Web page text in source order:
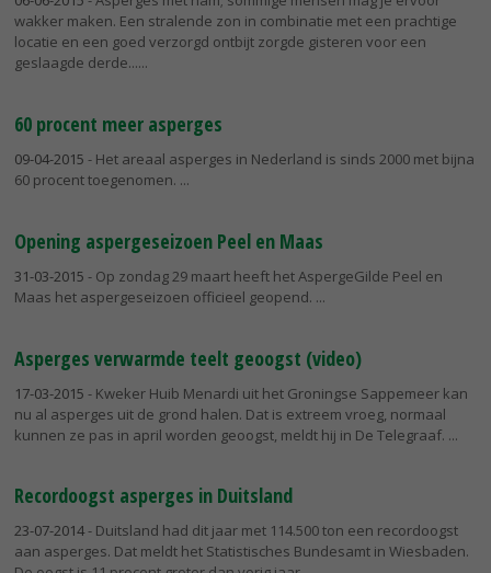
wakker maken. Een stralende zon in combinatie met een prachtige
locatie en een goed verzorgd ontbijt zorgde gisteren voor een
geslaagde derde...
60 procent meer asperges
09-04-2015 - Het areaal asperges in Nederland is sinds 2000 met bijna
60 procent toegenomen.
Opening aspergeseizoen Peel en Maas
31-03-2015 - Op zondag 29 maart heeft het AspergeGilde Peel en
Maas het aspergeseizoen officieel geopend.
Asperges verwarmde teelt geoogst (video)
17-03-2015 - Kweker Huib Menardi uit het Groningse Sappemeer kan
nu al asperges uit de grond halen. Dat is extreem vroeg, normaal
kunnen ze pas in april worden geoogst, meldt hij in De Telegraaf.
Recordoogst asperges in Duitsland
23-07-2014- Duitsland had dit jaar met 114.500 ton een recordoogst
aan asperges. Dat meldt het Statistisches Bundesamt in Wiesbaden.